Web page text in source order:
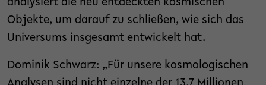
Objekte, um darauf zu schließen, wie sich das
Universums insgesamt entwickelt hat.
Dominik Schwarz: „Für unsere kosmologischen